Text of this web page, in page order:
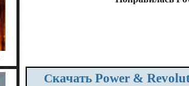
Скачать Power &